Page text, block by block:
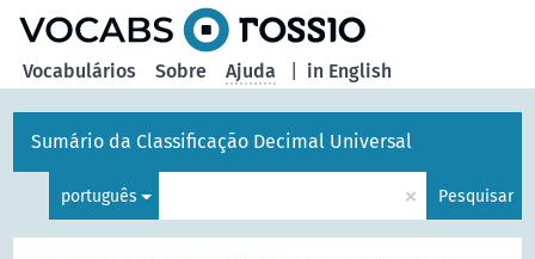
in English
Vocabulários Sobre Ajuda
Sumário da Classificação Decimal Universal
português × Pesquisar